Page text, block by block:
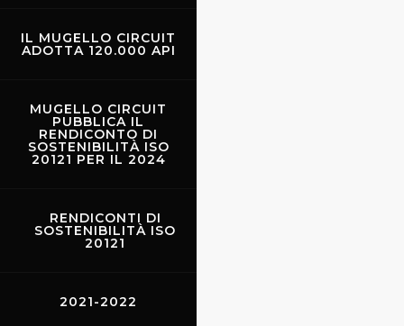
IL MUGELLO CIRCUIT
ADOTTA 120.000 API
MUGELLO CIRCUIT
PUBBLICA IL
RENDICONTO DI
SOSTENIBILITÀ ISO
20121 PER IL 2024
RENDICONTI DI
SOSTENIBILITÀ ISO
20121
2021-2022